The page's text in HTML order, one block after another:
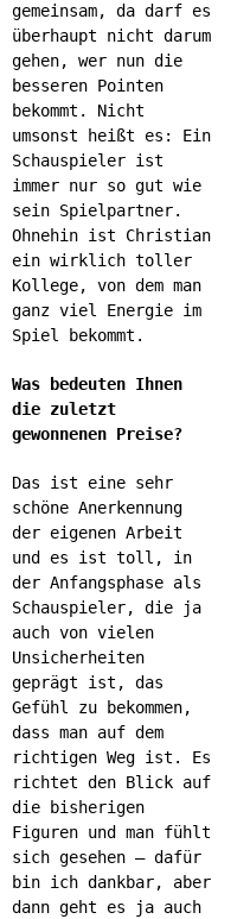
gemeinsam, da darf es
überhaupt nicht darum
gehen, wer nun die
besseren Pointen
bekommt. Nicht
umsonst heißt es: Ein
Schauspieler ist
immer nur so gut wie
sein Spielpartner.
Ohnehin ist Christian
ein wirklich toller
Kollege, von dem man
ganz viel Energie im
Spiel bekommt.
Was bedeuten Ihnen
die zuletzt
gewonnenen Preise?
Das ist eine sehr
schöne Anerkennung
der eigenen Arbeit
und es ist toll, in
der Anfangsphase als
Schauspieler, die ja
auch von vielen
Unsicherheiten
geprägt ist, das
Gefühl zu bekommen,
dass man auf dem
richtigen Weg ist. Es
richtet den Blick auf
die bisherigen
Figuren und man fühlt
sich gesehen – dafür
bin ich dankbar, aber
dann geht es ja auch